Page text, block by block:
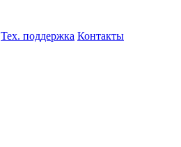
Тех. поддержка Контакты